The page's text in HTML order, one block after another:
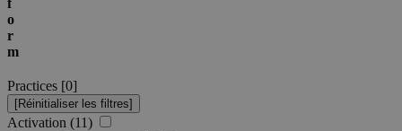
o
r
m
Practices [0]
Activation (11)